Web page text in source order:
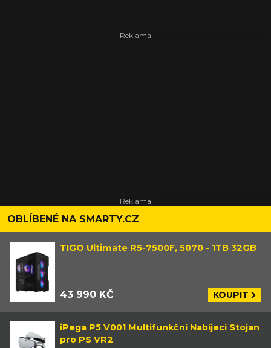
OBLÍBENÉ NA SMARTY.CZ
TIGO Ultimate R5-7500F, 5070 - 1TB 32GB
43 990 KČ KOUPIT
iPega P5 V001 Multifunkční Nabíjecí Stojan
pro PS VR2